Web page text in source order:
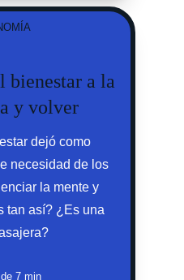
bienestar a la
y volver
dejó como
necesidad de los
la mente y
tan así? ¿Es una
7 min